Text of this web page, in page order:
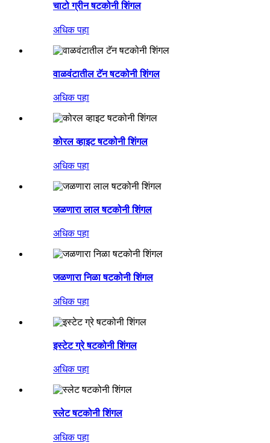
चाटो ग्रीन षटकोनी शिंगल
अधिक पहा
वाळवंटातील टॅन षटकोनी शिंगल
अधिक पहा
कोरल व्हाइट षटकोनी शिंगल
अधिक पहा
जळणारा लाल षटकोनी शिंगल
अधिक पहा
जळणारा निळा षटकोनी शिंगल
अधिक पहा
इस्टेट ग्रे षटकोनी शिंगल
अधिक पहा
स्लेट षटकोनी शिंगल
अधिक पहा